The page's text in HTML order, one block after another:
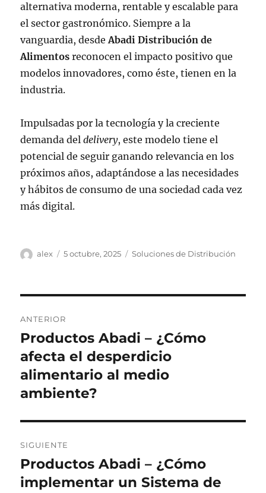
alternativa moderna, rentable y escalable para
el sector gastronómico. Siempre a la
vanguardia, desdeAbadi Distribución de
Alimentos reconocen el impacto positivo que
modelos innovadores, como éste, tienen en la
industria.
Impulsadas por la tecnología y la creciente
demanda deldelivery, este modelo tiene el
potencial de seguir ganando relevancia en los
próximos años, adaptándose a las necesidades
y hábitos de consumo de una sociedad cada vez
más digital.
Autor
alex
Publicado
5 octubre, 2025 Categorías
Soluciones de Distribución
de
entradas
ANTERIOR
Entrada
anterior:
Productos Abadi – ¿Cómo
afecta el desperdicio
alimentario al medio
ambiente?
SIGUIENTE
Siguiente
entrada:
Productos Abadi – ¿Cómo
implementar un Sistema de